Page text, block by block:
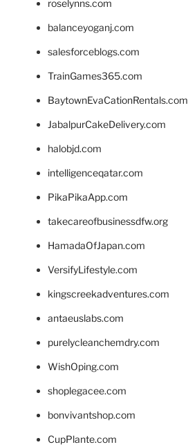
roselynns.com
balanceyoganj.com
salesforceblogs.com
TrainGames365.com
BaytownEvaCationRentals.com
JabalpurCakeDelivery.com
halobjd.com
intelligenceqatar.com
PikaPikaApp.com
takecareofbusinessdfw.org
HamadaOfJapan.com
VersifyLifestyle.com
kingscreekadventures.com
antaeuslabs.com
purelycleanchemdry.com
WishOping.com
shoplegacee.com
bonvivantshop.com
CupPlante.com